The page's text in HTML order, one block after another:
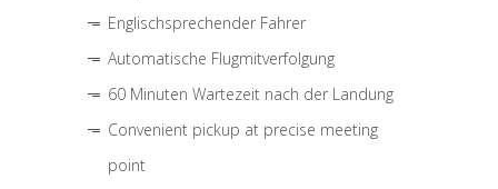
Englischsprechender Fahrer
Automatische Flugmitverfolgung
60 Minuten Wartezeit nach der Landung
Convenient pickup at precise meeting
point